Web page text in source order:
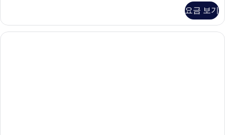
세
히
보
요금 보기